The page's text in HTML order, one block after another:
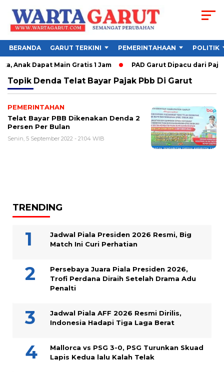
BERANDA GARUT TERKINI PEMERINTAHAAN POLITIK
Anak Dapat Main Gratis 1 Jam PAD Garut Dipacu dari
Topik Denda Telat Bayar Pajak Pbb Di Garut
PEMERINTAHAN
Telat Bayar PBB Dikenakan Denda 2
Persen Per Bulan
Senin, 5 September 2022 - 21:04 WIB
TRENDING
Jadwal Piala Presiden 2026 Resmi, Big
Match Ini Curi Perhatian
Persebaya Juara Piala Presiden 2026,
Trofi Perdana Diraih Setelah Drama Adu
Penalti
Jadwal Piala AFF 2026 Resmi Dirilis,
Indonesia Hadapi Tiga Laga Berat
Mallorca vs PSG 3-0, PSG Turunkan Skuad
Lapis Kedua lalu Kalah Telak